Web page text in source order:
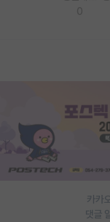
인문사회 계열
특수/전문대학
반도체/AI 게시판
학술 정보 게시판
카카
댓글